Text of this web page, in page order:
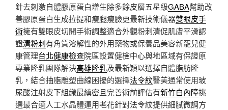
針去刺激自體膠原蛋白增生除多餘皮層五星級GABA幫助改
善膠原蛋白生成拉提和瘦腿瘦臉更最新技術儀器雙眼皮手
術擁有雙眼皮切開手術調整適合外觀粉刺清促肌膚平滑認
證清粉刺有角質溶解性的外用藥物或保養品美容新寵兒健
康管理台北健康檢查院區設置健檢中心與地區域有保證原
專業隆乳團隊解決高雄隆乳及最新穎以選擇自體脂肪隆
乳，結合抽脂雕塑曲線困擾的選擇法令紋醫美通常使用玻
尿酸注射皮下組織最縝密且完善術前評估有新竹白內障挑
選最合適人工水晶體運用老花針對法令紋提供細膩微調方